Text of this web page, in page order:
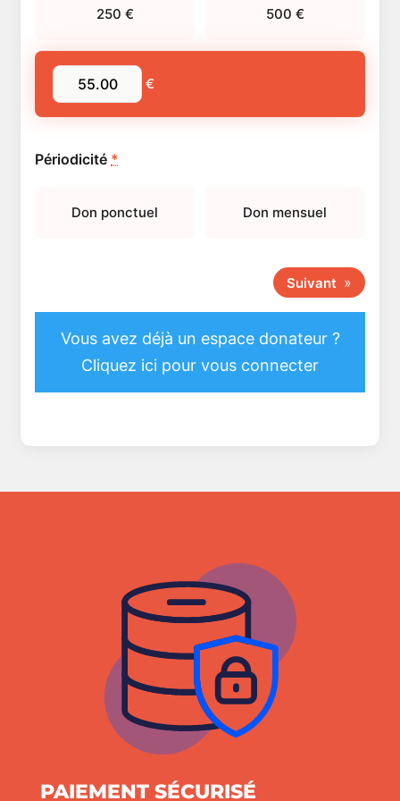
250 € 500 €
€
Périodicité *
Don ponctuel Don mensuel
»
Vous avez déjà un espace donateur ?
Cliquez ici pour vous connecter
PAIEMENT SÉCURISÉ